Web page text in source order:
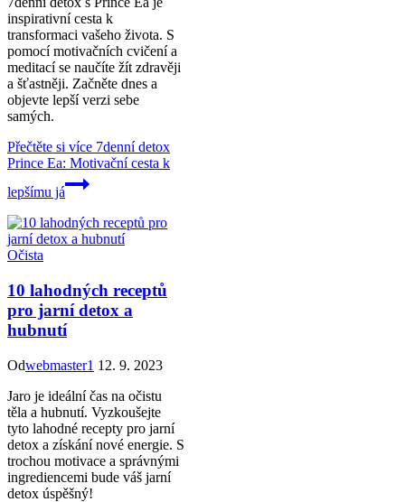
inspirativní cesta k
transformaci vašeho života. S
pomocí motivačních cvičení a
meditací se naučíte žít zdravěji
a šťastněji. Začněte dnes a
objevte lepší verzi sebe
samých.
Přečtěte si více 7denní detox
Prince Ea: Motivační cesta k
lepšímu já
Očista
10 lahodných receptů
pro jarní detox a
hubnutí
Odwebmaster1 12. 9. 2023
Jaro je ideální čas na očistu
těla a hubnutí. Vyzkoušejte
tyto lahodné recepty pro jarní
detox a získání nové energie. S
trochou motivace a správnými
ingrediencemi bude váš jarní
detox úspěšný!